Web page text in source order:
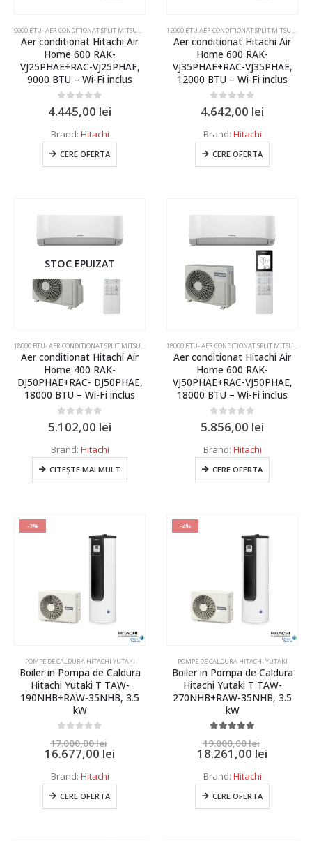
1.86kw
3.5 kW
4 kW
4.3 kW
5 kW
6 kW
8 KW
10 kW
11 kW
11,2 kW
12,5 kW
13 kW
14 kW
16 kW
18 kW
25 kW
35 kW
40 kW
50 kW
55 kW
60 kW
65 kW
70 kW
75 kW
Alb Mat
Alb perlat
Argintiu
Negru
Negru mat
Agent frigorific
R454C
Functionare garantata
-10 grade Celsius
-15 grade Celsius
-20 grade Celsius
-25 grade Celsius
-28 grade Celsius
-30 grade Celsius
Wi-fi
Optional
9000 BTU- AER CONDITIONAT SPLIT MITSUBISHI ELECTRIC SI DAIKIN ,AER CONDITIONAT INVERTER
Aer conditionat Hitachi Air
Home 600 RAK-
VJ25PHAE+RAC-VJ25PHAE,
9000 BTU – Wi-Fi inclus
0out of 5
4.445,00 lei
Brand: Hitachi
CERE OFERTA
12000 BTU AER CONDITIONAT SPLIT MITSUBISHI ELECTRIC,DAIKIN,SAMSUNG
Aer conditionat Hitachi Air
Home 600 RAK-
VJ35PHAE+RAC-VJ35PHAE,
12000 BTU – Wi-Fi inclus
0out of 5
4.642,00 lei
Brand: Hitachi
CERE OFERTA
STOC EPUIZAT
18000 BTU- AER CONDITIONAT SPLIT MITSUBISHI ELECTRIC SI DAIKIN ,AER CONDITIONAT INVERTER
Aer conditionat Hitachi Air
Home 400 RAK-
DJ50PHAE+RAC- DJ50PHAE,
18000 BTU – Wi-Fi inclus
0out of 5
5.102,00 lei
Brand: Hitachi
CITEȘTE MAI MULT
18000 BTU- AER CONDITIONAT SPLIT MITSUBISHI ELECTRIC SI DAIKIN
Aer conditionat Hitachi Air
Home 600 RAK-
VJ50PHAE+RAC-VJ50PHAE,
18000 BTU – Wi-Fi inclus
0out of 5
5.856,00 lei
Brand: Hitachi
CERE OFERTA
-2%
POMPE DE CALDURA HITACHI YUTAKI
Boiler in Pompa de Caldura
Hitachi Yutaki T TAW-
190NHB+RAW-35NHB, 3.5
kW
17.000,00lei
16.677,00 lei
Brand: Hitachi
CERE OFERTA
-4%
POMPE DE CALDURA HITACHI YUTAKI
Boiler in Pompa de Caldura
Hitachi Yutaki T TAW-
270NHB+RAW-35NHB, 3.5
kW
19.000,00lei
18.261,00 lei
Brand: Hitachi
CERE OFERTA